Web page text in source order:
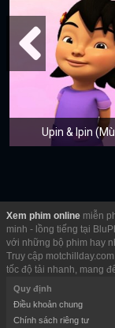
Upin & Ipin
Xem phim online miễn
minh - lồng tiếng tại
với những bộ phim hay
Truy cập
tốc độ tải nhanh, mang
Quy định
Điều khoản chung
Chính sách riêng tư